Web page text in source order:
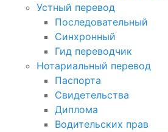
Устный перевод
Последовательный
Синхронный
Гид переводчик
Нотариальный перевод
Паспорта
Свидетельства
Диплома
Водительских прав